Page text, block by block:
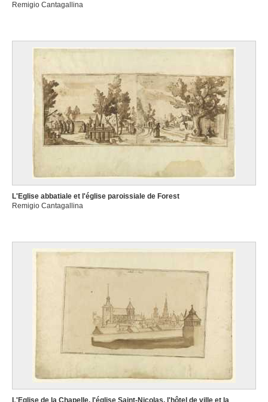
Remigio Cantagallina
L'Eglise abbatiale et l'église paroissiale de Forest
Remigio Cantagallina
L'Eglise de la Chapelle, l'église Saint-Nicolas, l'hôtel de ville et la